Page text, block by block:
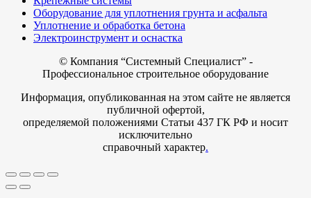
Оборудование для уплотнения грунта и асфальта
Уплотнение и обработка бетона
Электроинструмент и оснастка
© Компания “Системный Специалист” -
Профессиональное строительное оборудование
Информация, опубликованная на этом сайте не является
публичной офертой,
определяемой положениями Статьи 437 ГК РФ и носит
исключительно
справочный характер.